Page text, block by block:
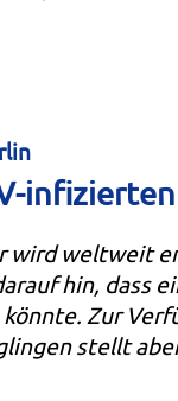
wird weltweit
hin, dass
könnte. Zur
stellt